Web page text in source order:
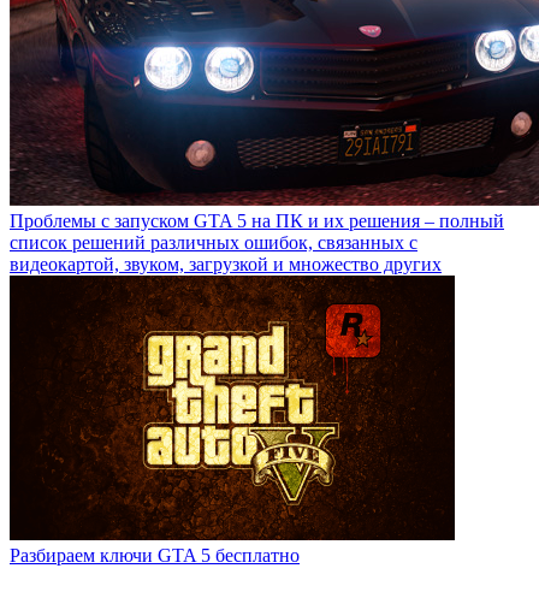
Проблемы с запуском GTA 5 на ПК и их решения – полный
список решений различных ошибок, связанных с
видеокартой, звуком, загрузкой и множество других
Разбираем ключи GTA 5 бесплатно